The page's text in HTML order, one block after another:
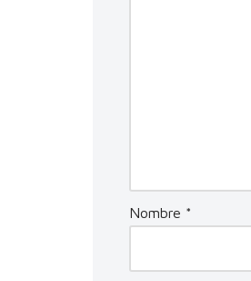
Nombre *